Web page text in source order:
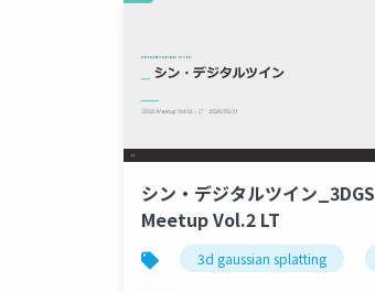
シン・デジタルツイン_3DGS
Meetup Vol.2 LT
3d gaussian splatting